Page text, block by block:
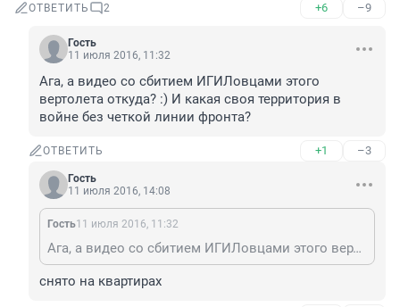
ОТВЕТИТЬ 2 +6 –9
Гость
11 июля 2016, 11:32
Ага, а видео со сбитием ИГИЛовцами этого
вертолета откуда? :) И какая своя территория в
войне без четкой линии фронта?
ОТВЕТИТЬ +1 –3
Гость
11 июля 2016, 14:08
Гость11 июля 2016, 11:32
Ага, а видео со сбитием ИГИЛовцами этого вертолета откуда? :) И какая своя территория в войне без четкой линии фронта?
снято на квартирах